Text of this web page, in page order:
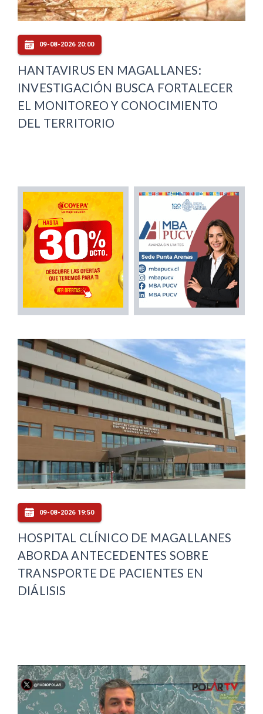
09-08-2026 20:00
HANTAVIRUS EN MAGALLANES:
INVESTIGACIÓN BUSCA FORTALECER
EL MONITOREO Y CONOCIMIENTO
DEL TERRITORIO
09-08-2026 19:50
HOSPITAL CLÍNICO DE MAGALLANES
ABORDA ANTECEDENTES SOBRE
TRANSPORTE DE PACIENTES EN
DIÁLISIS